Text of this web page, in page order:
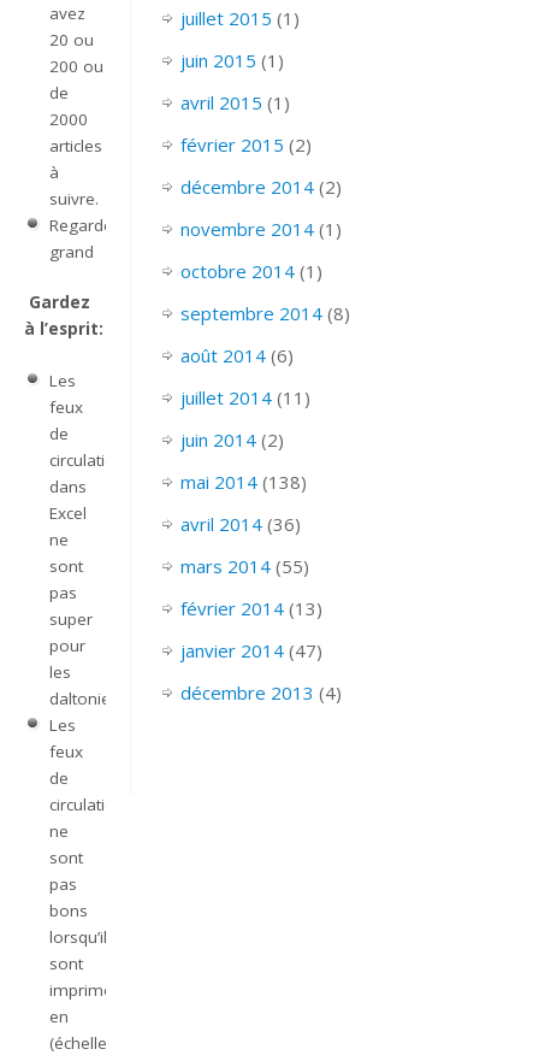
avez
20 ou
200 ou
de
2000
articles
à
suivre.
Regarde
grand
Gardez
à l’esprit:
Les
feux
de
circulation
dans
Excel
ne
sont
pas
super
pour
les
daltoniens.
Les
feux
de
circulation
ne
sont
pas
bons
lorsqu’ils
sont
imprimés
en
(échelle
juillet 2015 (1)
juin 2015 (1)
avril 2015 (1)
février 2015 (2)
décembre 2014(2)
novembre 2014(1)
octobre 2014(1)
septembre 2014(8)
août 2014(6)
juillet 2014(11)
juin 2014(2)
mai 2014(138)
avril 2014(36)
mars 2014(55)
février 2014(13)
janvier 2014(47)
décembre 2013 (4)